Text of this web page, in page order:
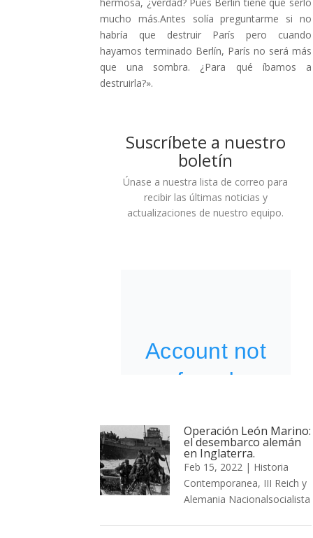
hermosa, ¿verdad? Pues Berlín tiene que serlo
mucho más.Antes solía preguntarme si no
habría que destruir París pero cuando
hayamos terminado Berlín, París no será más
que una sombra. ¿Para qué íbamos a
destruirla?».
Suscríbete a nuestro
boletín
Únase a nuestra lista de correo para
recibir las últimas noticias y
actualizaciones de nuestro equipo.
Operación León Marino:
el desembarco alemán
en Inglaterra.
Feb 15, 2022 | Historia
Contemporanea, III Reich y
Alemania Nacionalsocialista